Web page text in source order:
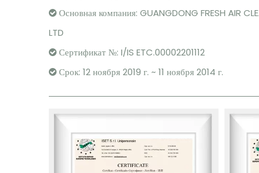
 Основная компания: GUANGDONG FRESH AIR
LTD
 Сертификат №: I/IS ETC.00002201112
 Срок: 12 ноября 2019 г. ~ 11 ноября 2014 г.